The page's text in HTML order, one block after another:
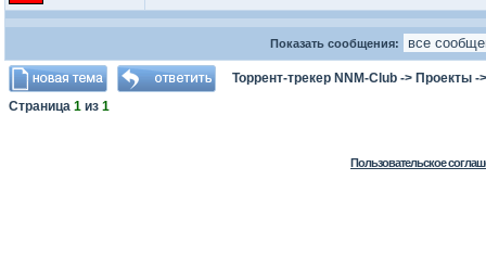
Показать сообщения:
Торрент-трекер NNM-Club -> Проекты -
Страница 1 из 1
Пользовательское